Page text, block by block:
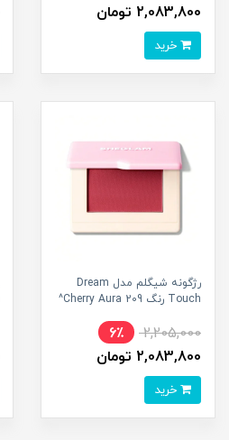
2,083,800 تومان
رژگونه شیگلم مدل Dream
Touch رنگ 209 Cherry Aura^
2,205,000
6٪
2,083,800 تومان